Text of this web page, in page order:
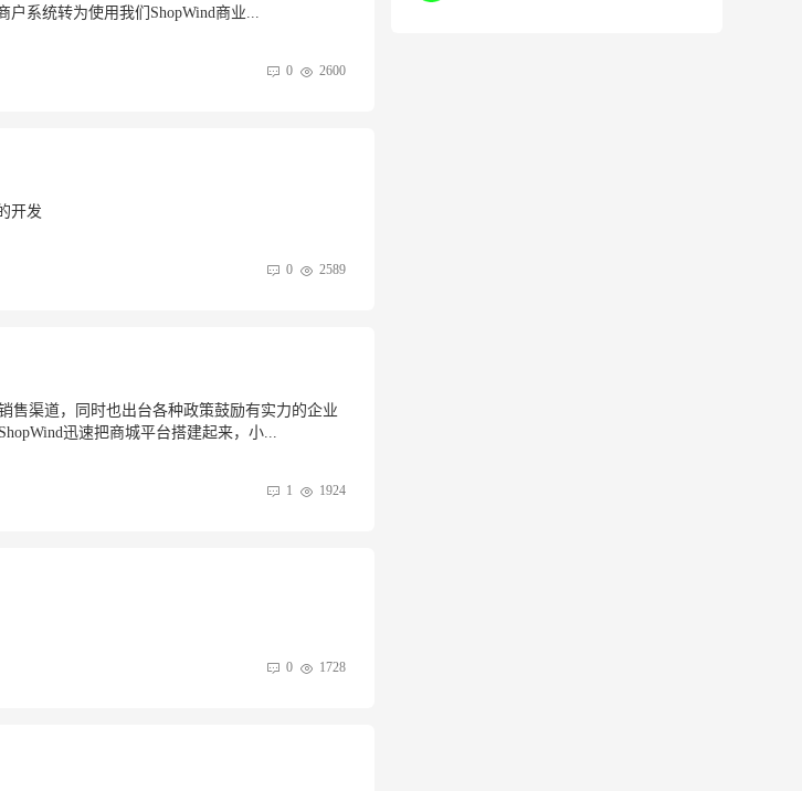
系统转为使用我们ShopWind商业...
0 2600
开发
0 2589
售渠道，同时也出台各种政策鼓励有实力的企业
迅速把商城平台搭建起来，小...
1 1924
0 1728